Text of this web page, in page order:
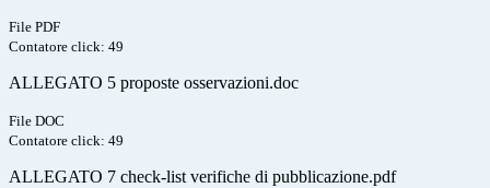
File PDF
Contatore click: 49
ALLEGATO 5 proposte osservazioni.doc
File DOC
Contatore click: 49
ALLEGATO 7 check-list verifiche di pubblicazione.pdf